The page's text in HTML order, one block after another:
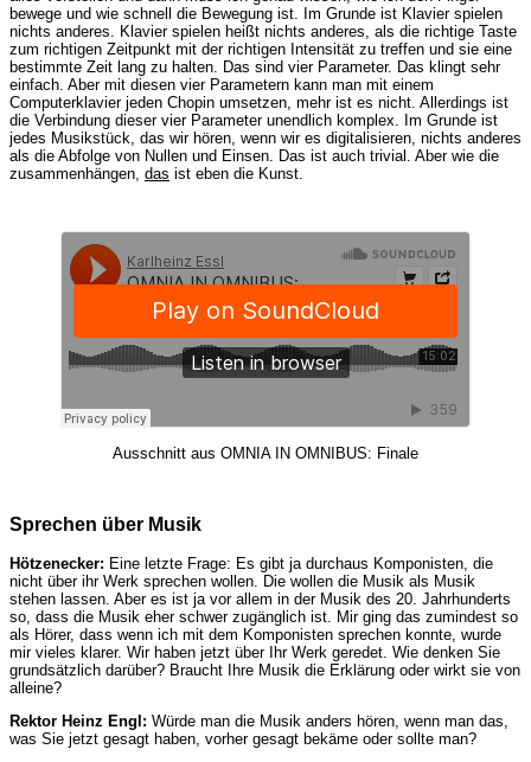
bewege und wie schnell die Bewegung ist. Im Grunde ist Klavier spielen
nichts anderes. Klavier spielen heißt nichts anderes, als die richtige Taste
zum richtigen Zeitpunkt mit der richtigen Intensität zu treffen und sie eine
bestimmte Zeit lang zu halten. Das sind vier Parameter. Das klingt sehr
einfach. Aber mit diesen vier Parametern kann man mit einem
Computerklavier jeden Chopin umsetzen, mehr ist es nicht. Allerdings ist
die Verbindung dieser vier Parameter unendlich komplex. Im Grunde ist
jedes Musikstück, das wir hören, wenn wir es digitalisieren, nichts anderes
als die Abfolge von Nullen und Einsen. Das ist auch trivial. Aber wie die
zusammenhängen, das ist eben die Kunst.
Ausschnitt aus OMNIA IN OMNIBUS: Finale
Sprechen über Musik
Hötzenecker: Eine letzte Frage: Es gibt ja durchaus Komponisten, die
nicht über ihr Werk sprechen wollen. Die wollen die Musik als Musik
stehen lassen. Aber es ist ja vor allem in der Musik des 20. Jahrhunderts
so, dass die Musik eher schwer zugänglich ist. Mir ging das zumindest so
als Hörer, dass wenn ich mit dem Komponisten sprechen konnte, wurde
mir vieles klarer. Wir haben jetzt über Ihr Werk geredet. Wie denken Sie
grundsätzlich darüber? Braucht Ihre Musik die Erklärung oder wirkt sie von
alleine?
Rektor Heinz Engl: Würde man die Musik anders hören, wenn man das,
was Sie jetzt gesagt haben, vorher gesagt bekäme oder sollte man?